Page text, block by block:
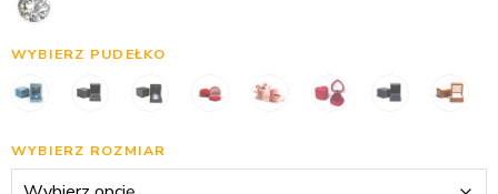
WYBIERZ PUDEŁKO
WYBIERZ ROZMIAR